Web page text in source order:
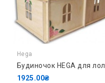
Hega
Будиночок HEGA для лол
1925.00₴